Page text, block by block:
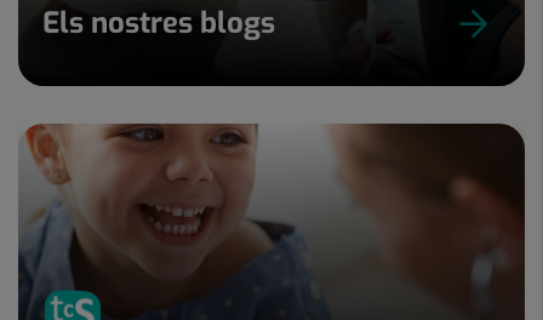
Els nostres blogs